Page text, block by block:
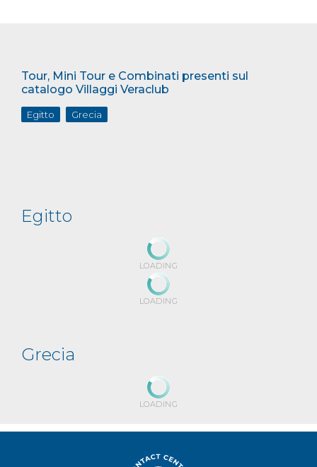
Tour, Mini Tour e Combinati presenti sul
catalogo Villaggi Veraclub
Egitto Grecia
Egitto
LOADING
LOADING
Grecia
LOADING